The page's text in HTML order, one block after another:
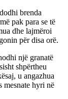
brenda
pak para se të
dhe lajmëroi
për disa orë.
një granatë
shpërtheu
u angazhua
mesnate hyri në